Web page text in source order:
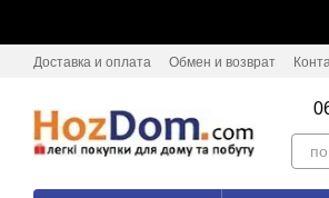
Доставка и оплата Обмен и возврат